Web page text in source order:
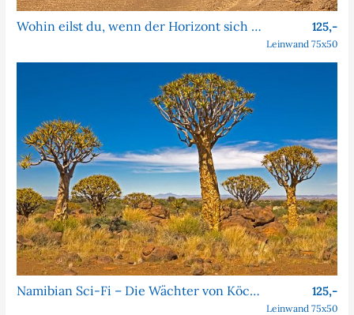
Wohin eilst du, wenn der Horizont sich nie nähert? 125,-
Leinwand 75x50
Namibian Sci-Fi – Die Wächter von Köcher Prime 125,-
Leinwand 75x50